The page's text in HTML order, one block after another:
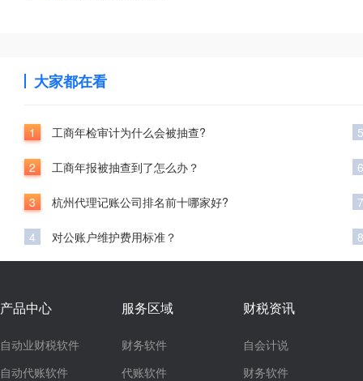
大家都在看
1 工商年检审计为什么会被抽查?
2 工商年报被抽查到了怎么办？
3 杭州代理记账公司排名前十哪家好?
4 对公账户维护费用标准？
5
6
7
8
产品中心
自动业财税软件
自动代账软件
服务区域
财务软件
代账软件
财税资讯
自会计说
财务软件